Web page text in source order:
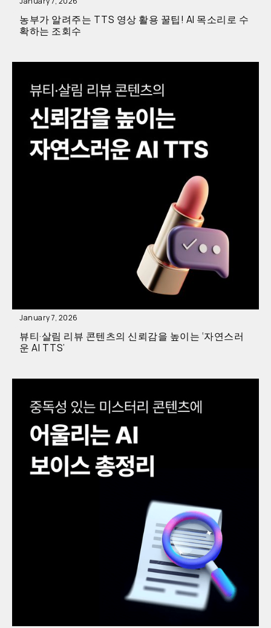
농부가 알려주는 TTS 영상 활용 꿀팁! AI 목소리로 수
확하는 조회수
January 7, 2026
뷰티·살림 리뷰 콘텐츠의 신뢰감을 높이는 ‘자연스러
운 AI TTS’